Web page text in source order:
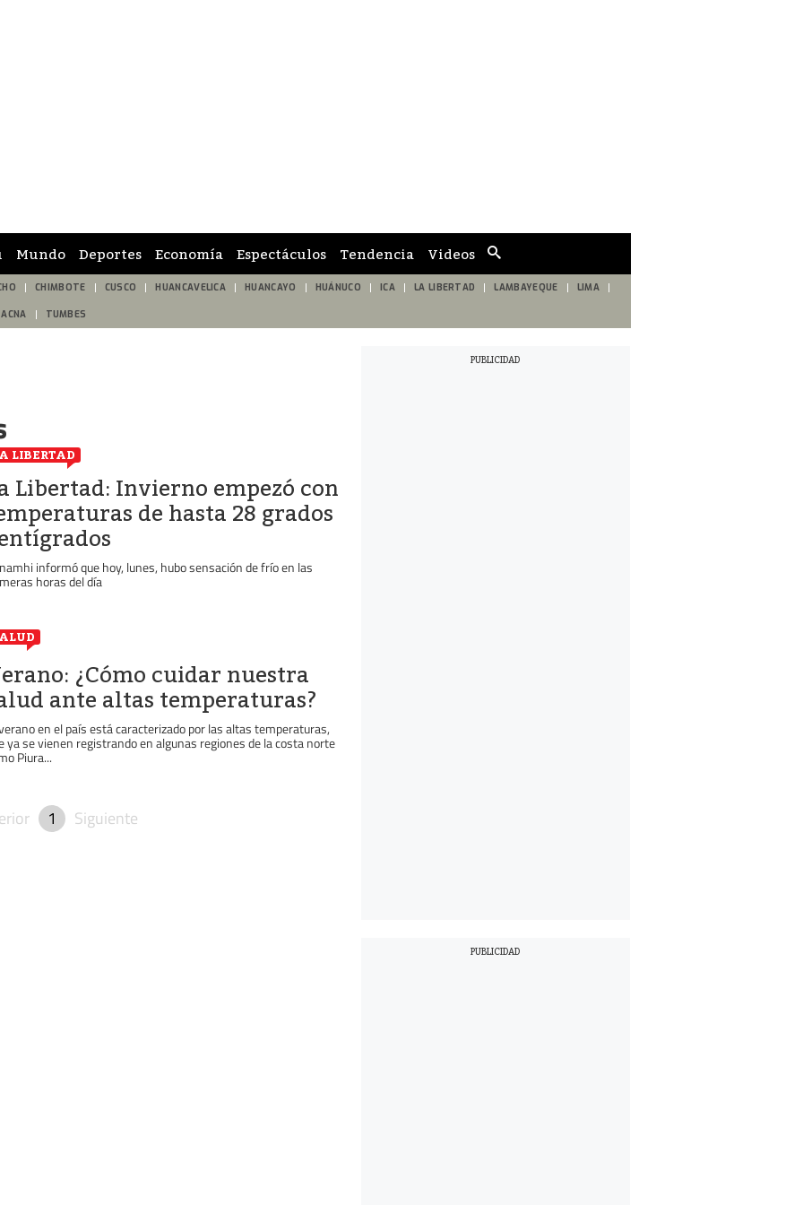
de
búsqueda
Mundo Deportes Economía Espectáculos Tendencia Videos
CHIMBOTE CUSCO HUANCAVELICA HUANCAYO HUÁNUCO ICA LA LIBERTAD LAMBAYEQUE LIMA
TUMBES
LIBERTAD
Libertad: Invierno empezó con
de hasta 28 grados
informó que hoy, lunes, hubo sensación de frío en las
horas del día
¿Cómo cuidar nuestra
ante altas temperaturas?
en el país está caracterizado por las altas temperaturas,
ya se vienen registrando en algunas regiones de la costa norte
Piura...
1 Siguiente